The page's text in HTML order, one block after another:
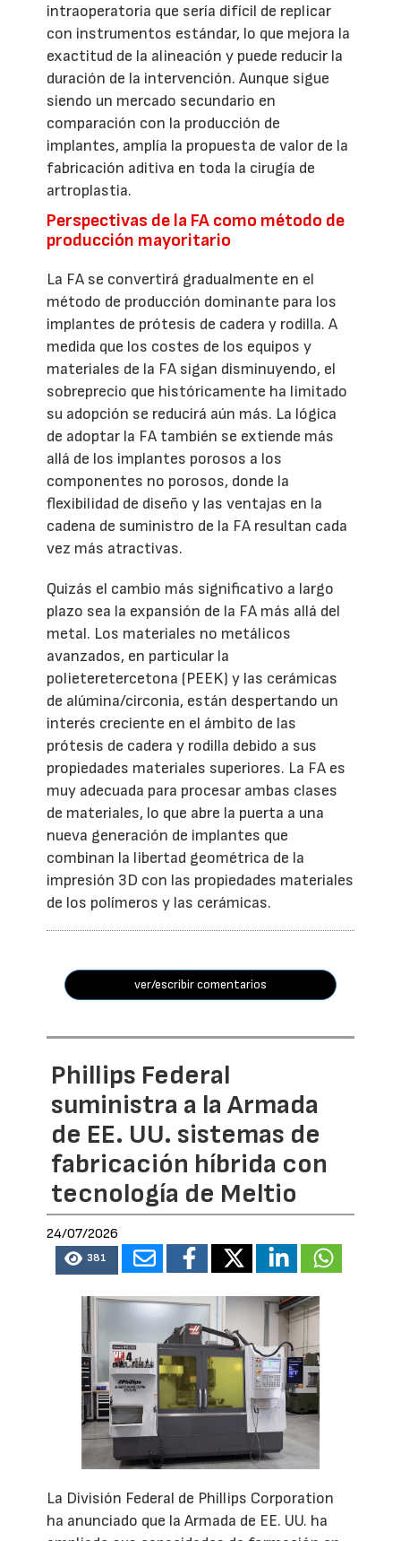
intraoperatoria que sería difícil de replicar
con instrumentos estándar, lo que mejora la
exactitud de la alineación y puede reducir la
duración de la intervención. Aunque sigue
siendo un mercado secundario en
comparación con la producción de
implantes, amplía la propuesta de valor de la
fabricación aditiva en toda la cirugía de
artroplastia.
Perspectivas de la FA como método de
producción mayoritario
La FA se convertirá gradualmente en el
método de producción dominante para los
implantes de prótesis de cadera y rodilla. A
medida que los costes de los equipos y
materiales de la FA sigan disminuyendo, el
sobreprecio que históricamente ha limitado
su adopción se reducirá aún más. La lógica
de adoptar la FA también se extiende más
allá de los implantes porosos a los
componentes no porosos, donde la
flexibilidad de diseño y las ventajas en la
cadena de suministro de la FA resultan cada
vez más atractivas.
Quizás el cambio más significativo a largo
plazo sea la expansión de la FA más allá del
metal. Los materiales no metálicos
avanzados, en particular la
polieteretercetona (PEEK) y las cerámicas
de alúmina/circonia, están despertando un
interés creciente en el ámbito de las
prótesis de cadera y rodilla debido a sus
propiedades materiales superiores. La FA es
muy adecuada para procesar ambas clases
de materiales, lo que abre la puerta a una
nueva generación de implantes que
combinan la libertad geométrica de la
impresión 3D con las propiedades materiales
de los polímeros y las cerámicas.
ver/escribir comentarios
Phillips Federal
suministra a la Armada
de EE. UU. sistemas de
fabricación híbrida con
tecnología de Meltio
24/07/2026
381
La División Federal de Phillips Corporation
ha anunciado que la Armada de EE. UU. ha